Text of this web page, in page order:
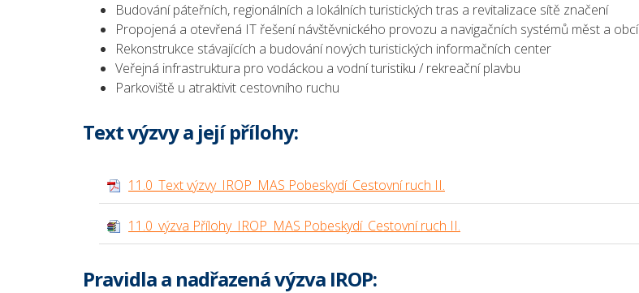
Budování páteřních, regionálních a lokálních turistických tras a revitalizace sítě značení
Propojená a otevřená IT řešení návštěvnického provozu a navigačních systémů měst a obcí
Rekonstrukce stávajících a budování nových turistických informačních center
Veřejná infrastruktura pro vodáckou a vodní turistiku / rekreační plavbu
Parkoviště u atraktivit cestovního ruchu
Text výzvy a její přílohy:
11.0_Text výzvy_IROP_MAS Pobeskydí_Cestovní ruch II.
11.0_výzva Přílohy_IROP_MAS Pobeskydí_Cestovní ruch II.
Pravidla a nadřazená výzva IROP: